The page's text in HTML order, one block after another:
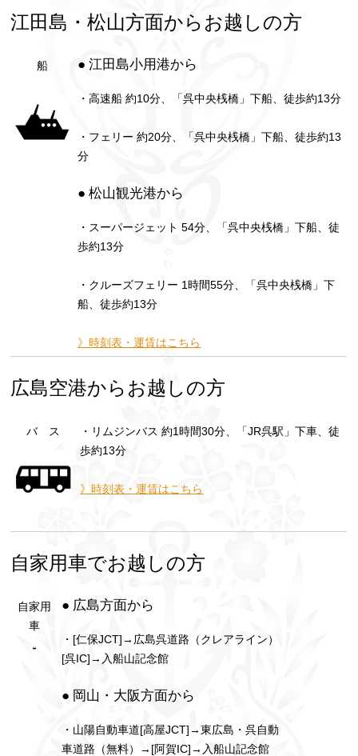
江田島・松山方面からお越しの方
船 ● 江田島小用港から
・高速船 約10分、「呉中央桟橋」下船、徒歩約13分
・フェリー 約20分、「呉中央桟橋」下船、徒歩約13
分
● 松山観光港から
・スーパージェット 54分、「呉中央桟橋」下船、徒
歩約13分
・クルーズフェリー 1時間55分、「呉中央桟橋」下
船、徒歩約13分
》時刻表・運賃はこちら
広島空港からお越しの方
バ ス
・リムジンバス 約1時間30分、「JR呉駅」下車、徒
歩約13分
》時刻表・運賃はこちら
自家用車でお越しの方
自家用
車
● 広島方面から
・[仁保JCT]→広島呉道路（クレアライン）
[呉IC]→入船山記念館
● 岡山・大阪方面から
・山陽自動車道[高屋JCT]→東広島・呉自動
車道路（無料）→[阿賀IC]→入船山記念館